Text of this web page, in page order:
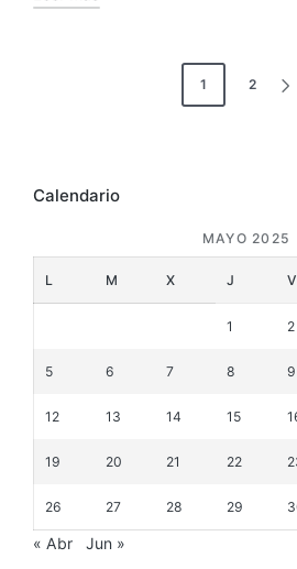
1 2
Calendario
MAYO 2025
L M X J V
1 2
5 6 7 8 9
12 13 14 15
19 20 21 22
26 27 28 29
« Abr Jun »